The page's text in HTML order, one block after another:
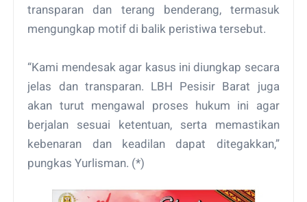
transparan dan terang benderang, termasuk
mengungkap motif di balik peristiwa tersebut.
“Kami mendesak agar kasus ini diungkap secara
jelas dan transparan. LBH Pesisir Barat juga
akan turut mengawal proses hukum ini agar
berjalan sesuai ketentuan, serta memastikan
kebenaran dan keadilan dapat ditegakkan,”
pungkas Yurlisman. (*)